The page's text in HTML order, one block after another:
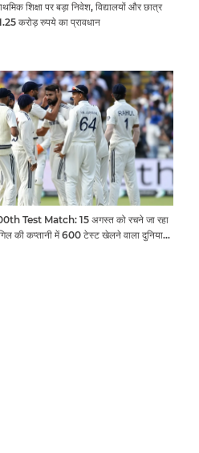
शिक्षा पर बड़ा निवेश, विद्यालयों और छात्र
करोड़ रुपये का प्रावधान
Test Match: 15 अगस्त को रचने जा रहा
की कप्तानी में 600 टेस्ट खेलने वाला दुनिया